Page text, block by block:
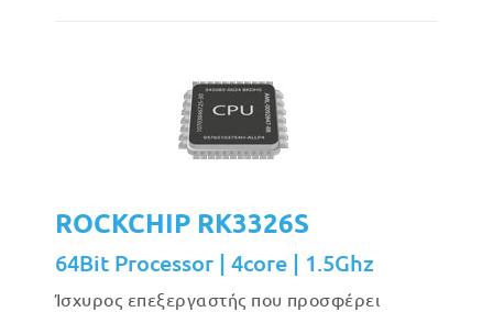
ROCKCHIP RK3326S
64Bit Processor | 4core | 1.5Ghz
Ίσχυρος επεξεργαστής που προσφέρει